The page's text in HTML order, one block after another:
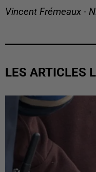
Vincent Frémeaux -
LES ARTICLES